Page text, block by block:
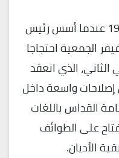
وتعود جذور الخلاف إلى عام 1970 عندما أسس رئيس
الجمعية احتجاجا
الذي انعقد
و1965 وأطلق إصلاحات واسعة داخل
القداس باللغات
على الطوائف
الأديان.